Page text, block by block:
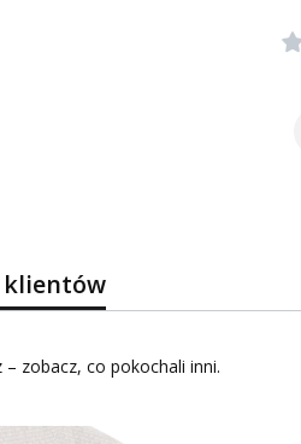
klientów
zobacz, co pokochali inni.